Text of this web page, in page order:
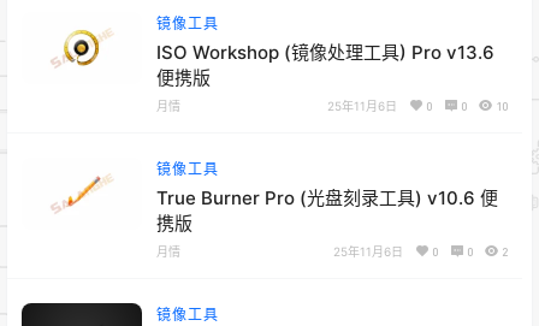
镜像工具
ISO Workshop (镜像处理工具) Pro v13.6
便携版
月情 25年11月6日 0 0 10
镜像工具
True Burner Pro (光盘刻录工具) v10.6 便
携版
月情 25年11月6日 0 0 2
镜像工具